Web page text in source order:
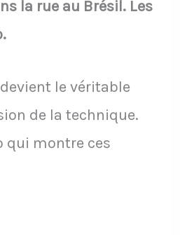
la rue au Brésil. Les
le véritable
de la technique.
qui montre ces